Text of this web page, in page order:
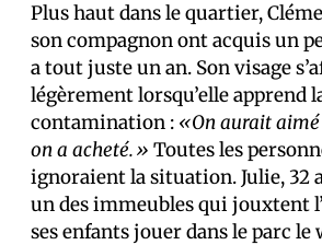
Plus haut dans le quartier,
son compagnon ont acquis un
a tout juste un an. Son visage
légèrement lorsqu’elle apprend
contamination : «On aurait
on a acheté.» Toutes les
ignoraient la situation. Julie, 32
un des immeubles qui jouxtent
ses enfants jouer dans le parc le